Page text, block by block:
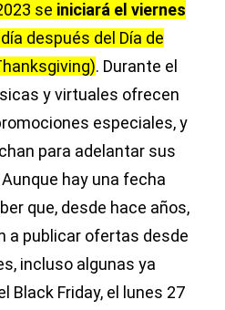
se iniciará el viernes
día después del Día de
. Durante el
y virtuales ofrecen
especiales, y
para adelantar sus
hay una fecha
que, desde hace años,
a publicar ofertas desde
incluso algunas ya
Black Friday, el lunes 27